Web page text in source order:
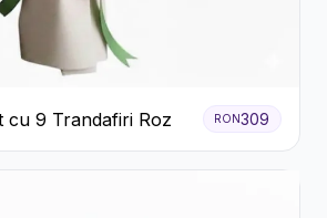
cu 9 Trandafiri Roz RON309